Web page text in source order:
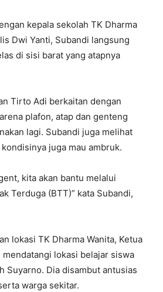
kepala sekolah TK Dharma
Dwi Yanti, Subandi langsung
di sisi barat yang atapnya
Tirto Adi berkaitan dengan
plafon, atap dan genteng
lagi. Subandi juga melihat
juga mau ambruk.
kita akan bantu melalui
Terduga (BTT)” kata Subandi,
lokasi TK Dharma Wanita, Ketua
mendatangi lokasi belajar siswa
Suyarno. Dia disambut antusias
warga sekitar.